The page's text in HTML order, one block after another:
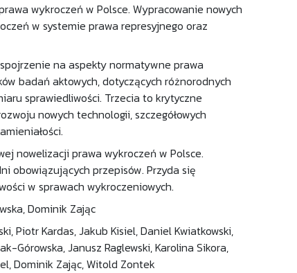
wykroczeń w Polsce. Wypracowanie nowych
w systemie prawa represyjnego oraz
na aspekty normatywne prawa
badań aktowych, dotyczących różnorodnych
sprawiedliwości. Trzecia to krytyczne
nowych technologii, szczegółowych
nowelizacji prawa wykroczeń w Polsce.
obowiązujących przepisów. Przyda się
w sprawach wykroczeniowych.
Dominik Zając
Piotr Kardas, Jakub Kisiel, Daniel Kwiatkowski,
Górowska, Janusz Raglewski, Karolina Sikora,
Dominik Zając, Witold Zontek